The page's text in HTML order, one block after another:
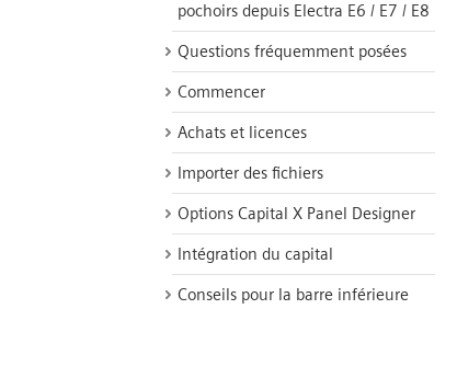
pochoirs depuis Electra E6 / E7 / E8
Questions fréquemment posées
Commencer
Achats et licences
Importer des fichiers
Options Capital X Panel Designer
Intégration du capital
Conseils pour la barre inférieure